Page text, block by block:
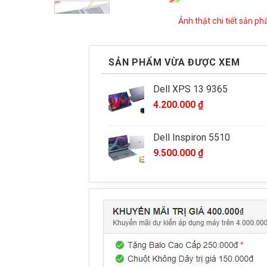
Ảnh thật chi tiết sản
SẢN PHẨM VỪA ĐƯỢC XEM
Dell XPS 13 9365
4.200.000 ₫
Dell Inspiron 5510
9.500.000 ₫